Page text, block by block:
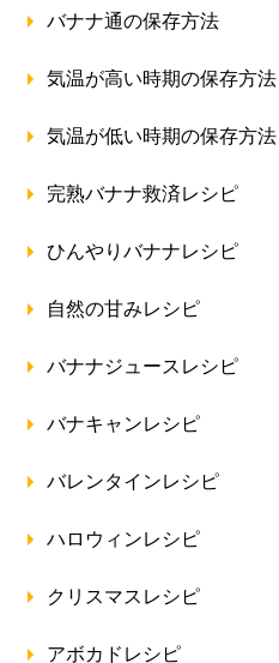
バナナ通の保存方法
気温が高い時期の保存方法
気温が低い時期の保存方法
完熟バナナ救済レシピ
ひんやりバナナレシピ
自然の甘みレシピ
バナナジュースレシピ
バナキャンレシピ
バレンタインレシピ
ハロウィンレシピ
クリスマスレシピ
アボカドレシピ